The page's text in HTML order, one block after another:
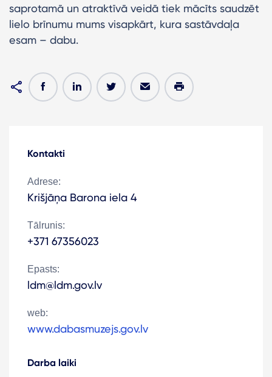
saprotamā un atraktīvā veidā tiek mācīts saudzēt
lielo brīnumu mums visapkārt, kura sastāvdaļa
esam – dabu.
Kontakti
Adrese:
Krišjāņa Barona iela 4
Tālrunis:
+371 67356023
Epasts:
ldm@ldm.gov.lv
web:
www.dabasmuzejs.gov.lv
Darba laiki